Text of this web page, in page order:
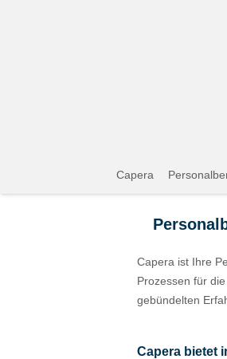
Capera
Capera ist Ihre
Prozessen für
gebündelten
Capera bietet